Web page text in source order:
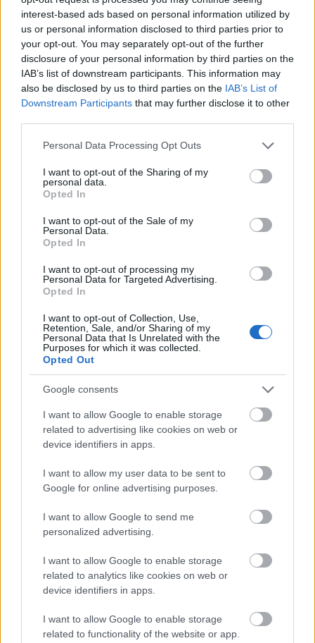
interest-based ads based on personal information utilized by
us or personal information disclosed to third parties prior to
your opt-out. You may separately opt-out of the further
disclosure of your personal information by third parties on the
IAB’s list of downstream participants. This information may
also be disclosed by us to third parties on the IAB’s List of
Downstream Participants that may further disclose it to other
Please note that this website/app uses one or more Google
not limited to your visit or usage behaviour. You may click to
grant or deny consent to Google and its third-party tags to
use your data for below specified purposes in below Google
consent section.
Personal Data Processing Opt Outs
I want to opt-out of the Sharing of my
personal data.
Opted In
I want to opt-out of the Sale of my
Personal Data.
Opted In
I want to opt-out of processing my
Personal Data for Targeted Advertising.
Opted In
I want to opt-out of Collection, Use,
Retention, Sale, and/or Sharing of my
Personal Data that Is Unrelated with the
Purposes for which it was collected.
Opted Out
Google consents
I want to allow Google to enable storage
related to advertising like cookies on web or
device identifiers in apps.
I want to allow my user data to be sent to
Google for online advertising purposes.
I want to allow Google to send me
personalized advertising.
I want to allow Google to enable storage
related to analytics like cookies on web or
device identifiers in apps.
I want to allow Google to enable storage
related to functionality of the website or app.
A múltban mikor voltam arra képes, hogy a
vágyaimat kövessem?
A szégyennek természetesen van pozitív oldala,
hiszen visszatart bizonyos cselekedetektől.
Tudatosítja az ember "meztelenségét".Ennek
ellenére, főleg a média és a kommentek világában a
Nem beszélve arról, hogyegyesek "szégyen-
alapú" családból jönnek . A téma tehát fontos
önismereti kérdéseket vet fel. Már persze csak
azoknak, akik keresik a lelki megbékélést és a
mindennapokban a derűt.
való "találkozást" spórolni, nagyobb eséllyel
fog a szeretet mellett elmenni. Szerintem
arra figyelmeztet a megalázottság állapota,
hogy ne az elkerülést és a láthatatlanságot
válasszuk, hanem vállaljunk arra